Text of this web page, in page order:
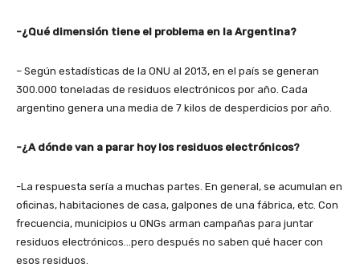
-¿Qué dimensión tiene el problema en la Argentina?
– Según estadísticas de la ONU al 2013, en el país se generan
300.000 toneladas de residuos electrónicos por año. Cada
argentino genera una media de 7 kilos de desperdicios por año.
-¿A dónde van a parar hoy los residuos electrónicos?
-La respuesta sería a muchas partes. En general, se acumulan en
oficinas, habitaciones de casa, galpones de una fábrica, etc. Con
frecuencia, municipios u ONGs arman campañas para juntar
residuos electrónicos…pero después no saben qué hacer con
esos residuos.